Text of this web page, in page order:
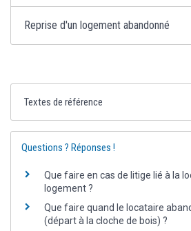
Reprise d'un logement abandonné
Textes de référence
Questions ? Réponses !
Que faire en cas de litige lié à la
logement ?
Que faire quand le locataire
(départ à la cloche de bois) ?